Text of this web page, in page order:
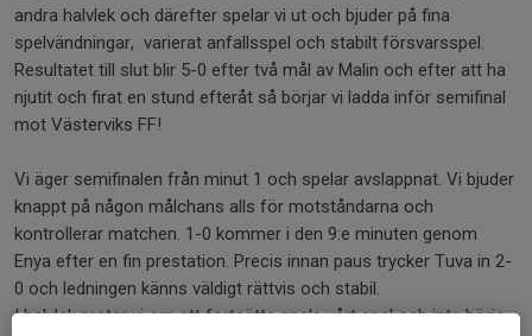
andra halvlek och därefter spelar vi ut och bjuder på fina
spelvändningar, varierat anfallsspel och stabilt försvarsspel.
Resultatet till slut blir 5-0 efter två mål av Malin och efter att ha
njutit och firat en stund efteråt så börjar vi ladda inför semifinal
mot Västerviks FF!
Vi äger semifinalen från minut 1 och spelar avslappnat. Vi bjuder
knappt på någon målchans alls för motståndarna och
kontrollerar matchen. 1-0 kommer i den 9:e minuten genom
Enya efter en fin prestation. Precis innan paus trycker Tuva in 2-
0 och ledningen känns väldigt rättvis och stabil.
I halvlek pratar vi om att fortsätta spela vårt spel och inte börja